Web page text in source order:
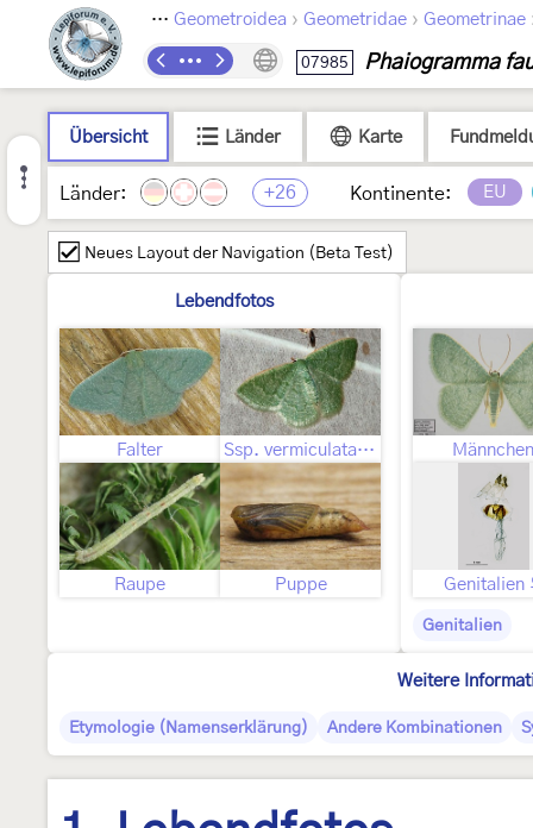
Lepidoptera Geometroidea › Geometridae › Geometrinae
07985 Phaiogramma
Übersicht Länder Karte
Länder: +26 Kontinente: EU
Neues Layout der Navigation (Beta Test)
Lebendfotos
Falter Ssp. vermiculata (Warren, 1897)
Raupe Puppe
Männchen
Genitalien
Genitalien
Weitere
Etymologie (Namenserklärung) Andere Kombinationen